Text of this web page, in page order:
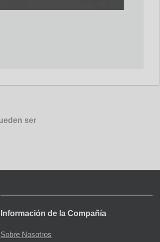
ser
Información de la Compañía
Sobre Nosotros